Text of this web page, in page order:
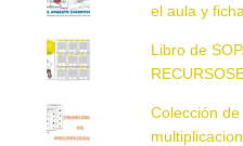
el aula y
Libro de
Colección